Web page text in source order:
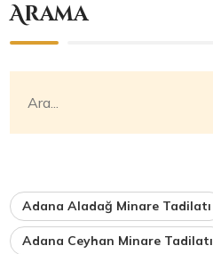
Arama
Adana Aladağ Minare Tadilatı
Adana Ceyhan Minare Tadilatı